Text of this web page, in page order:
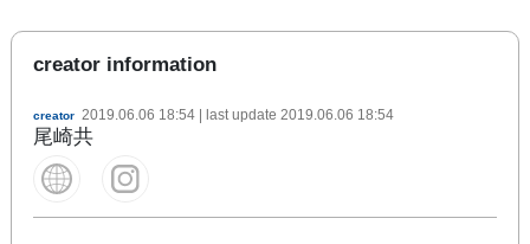
creator information
creator 2019.06.06 18:54 | last update 2019.06.06 18:54
尾崎共